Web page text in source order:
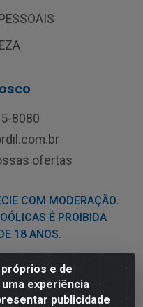
e de
experiência
publicidade
8080
ofertas
COM MODERAÇÃO.
É PROIBIDA
18 ANOS.
2738, Bloco F -
400 - CNPJ